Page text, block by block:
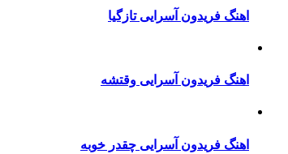
اهنگ فریدون آسرایی تازگیا
اهنگ فریدون آسرایی وقتشه
اهنگ فریدون آسرایی چقدر خوبه